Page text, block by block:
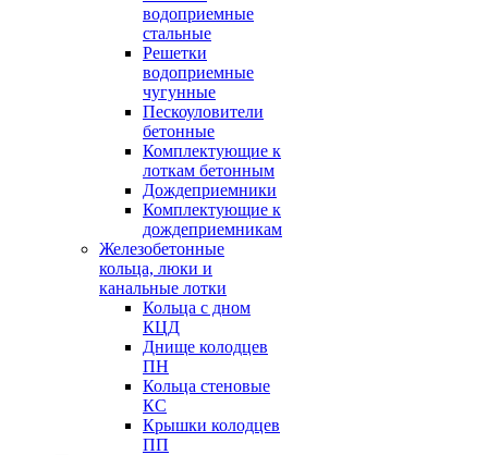
водоприемные
стальные
Решетки
водоприемные
чугунные
Пескоуловители
бетонные
Комплектующие к
лоткам бетонным
Дождеприемники
Комплектующие к
дождеприемникам
Железобетонные
кольца, люки и
канальные лотки
Кольца с дном
КЦД
Днище колодцев
ПН
Кольца стеновые
КС
Крышки колодцев
ПП